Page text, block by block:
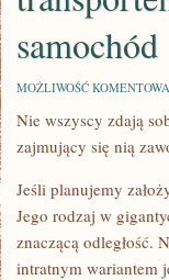
samochód
MOŻLIWOŚĆ
Nie wszyscy zdają
zajmujący się nią
Jeśli planujemy
Jego rodzaj w
znaczącą odległość.
intratnym wariantem